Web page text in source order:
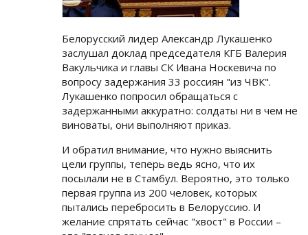
Белорусский лидер Александр Лукашенко
заслушал доклад председателя КГБ Валерия
Вакульчика и главы СК Ивана Носкевича по
вопросу задержания 33 россиян "из ЧВК".
Лукашенко попросил обращаться с
задержанными аккуратно: солдаты ни в чем не
виноваты, они выполняют приказ.
И обратил внимание, что нужно выяснить
цели группы, теперь ведь ясно, что их
посылали не в Стамбул. Вероятно, это только
первая группа из 200 человек, которых
пытались перебросить в Белоруссию. И
желание спрятать сейчас "хвост" в России –